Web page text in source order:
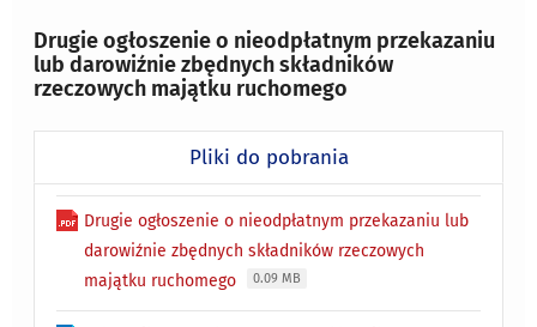
Drugie ogłoszenie o nieodpłatnym przekazaniu
lub darowiźnie zbędnych składników
rzeczowych majątku ruchomego
Pliki do pobrania
Drugie ogłoszenie o nieodpłatnym przekazaniu lub
darowiźnie zbędnych składników rzeczowych
majątku ruchomego
0.09 MB